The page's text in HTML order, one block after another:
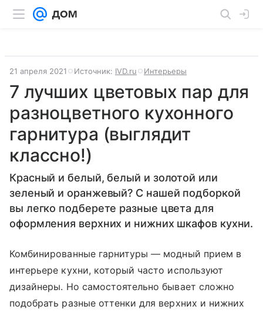
21 апреля 2021 Источник: IVD.ru Интерьеры
7 лучших цветовых пар для
разноцветного кухонного
гарнитура (выглядит
классно!)
Красный и белый, белый и золотой или
зеленый и оранжевый? С нашей подборкой
вы легко подберете разные цвета для
оформления верхних и нижних шкафов кухни.
Комбинированные гарнитуры — модный прием в
интерьере кухни, который часто используют
дизайнеры. Но самостоятельно бывает сложно
подобрать разные оттенки для верхних и нижних